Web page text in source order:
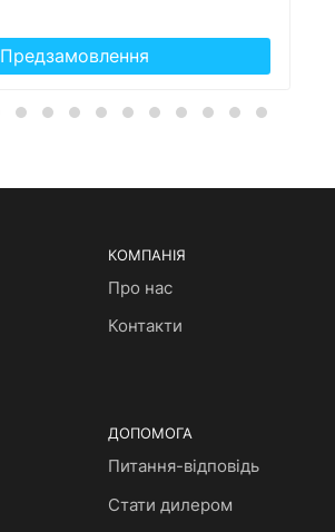
Предзамовлення
КОМПАНІЯ
Про нас
Контакти
ДОПОМОГА
Питання-відповідь
Стати дилером